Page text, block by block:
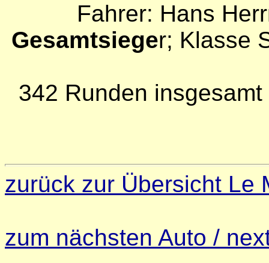
Fahrer: Hans
Gesamtsieger; Klasse
342 Runden
zurück zur Übersicht Le
zum nächsten Auto /